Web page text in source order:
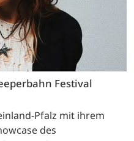
Festival
Pfalz mit ihrem
des